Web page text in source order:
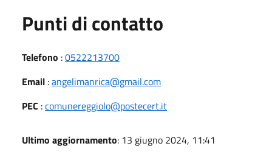
Punti di contatto
Telefono :0522213700
Email :angelimanrica@gmail.com
PEC :comunereggiolo@postecert.it
Ultimo aggiornamento: 13 giugno 2024, 11:41